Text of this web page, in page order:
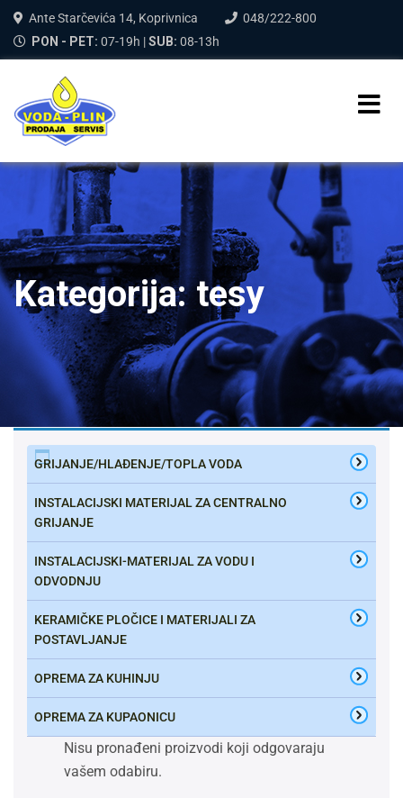
Ante Starčevića 14, Koprivnica
048/222-800
PON - PET: 07-19h |SUB: 08-13h
Kategorija:tesy
GRIJANJE/HLAĐENJE/TOPLA VODA
INSTALACIJSKI MATERIJAL ZA CENTRALNO
GRIJANJE
INSTALACIJSKI-MATERIJAL ZA VODU I
ODVODNJU
KERAMIČKE PLOČICE I MATERIJALI ZA
POSTAVLJANJE
OPREMA ZA KUHINJU
OPREMA ZA KUPAONICU
Nisu pronađeni proizvodi koji odgovaraju
vašem odabiru.